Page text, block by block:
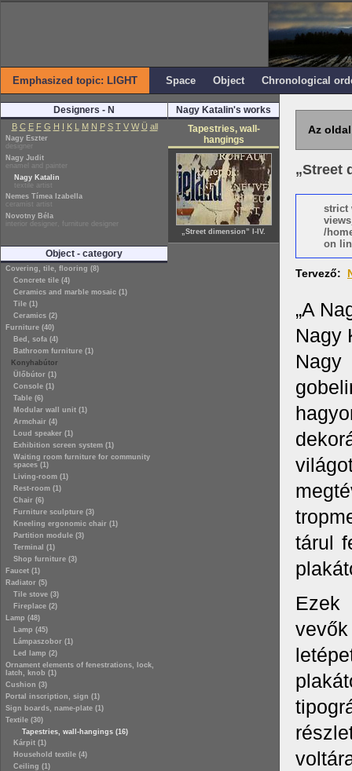
Emphasized topic: LIGHT Space Object Chronological
Designers - N
B C E F G H I K L M N P S T V W Ü all
Nagy Eszter
designer
Nagy Judit
enamel and painter
Nagy Katalin
textile artist
Nemes Tímea Izabella
ceramist artist
Novotny Béla
interior designer, furniture designer
Object - category
Covering, tile, flooring (8)
Concrete tile (4)
Ceramics and marble mosaic (1)
Tile (1)
Ceramics (2)
Furniture (40)
Bed, sofa (4)
Bathroom furniture (1)
Konyhabútor
Ülőbútor (1)
Console (1)
Table (6)
Modular wall unit (1)
Armchair (4)
Loud speaker (1)
Exhibition screen system (1)
Waiting room furniture for community
spaces (1)
Living-room (1)
Rest-room (1)
Chair (6)
Furniture sculpture (3)
Kneeling ergonomic chair (1)
Partition module (3)
Terminal (1)
Shop furniture (3)
Faucet (1)
Radiator (5)
Tile stove (3)
Fireplace (2)
Lamp (48)
Lamp (45)
Lámpaszobor (1)
Led lamp (2)
Ornament elements of fenestrations, lock,
latch, knob (1)
Cushion (3)
Portal inscription, sign (1)
Sign boards, name-plate (1)
Textile (30)
Tapestries, wall-hangings (16)
Kárpit (1)
Household textile (4)
Ceiling (1)
Nagy Katalin's works
Tapestries, wall-
hangings
„Street dimension” I-IV.
Az
„Street
strict
/
on
Tervező:
„A
Nagy
tárul
Ezek